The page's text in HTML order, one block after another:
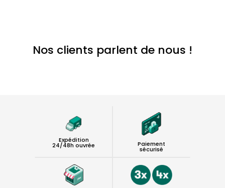
Nos clients parlent de nous !
Expédition
24/48h ouvrée Paiement
sécurisé